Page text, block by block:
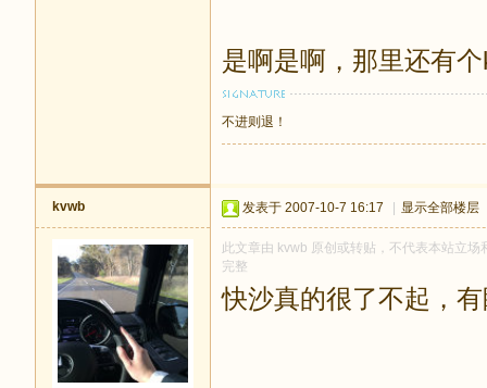
是啊是啊，那里还有
不进则退！
kvwb 发表于 2007-10-7 16:17 显示全部楼层
此文章由 kvwb 原创或转贴，不代表本站立
完整
快沙真的很了不起，